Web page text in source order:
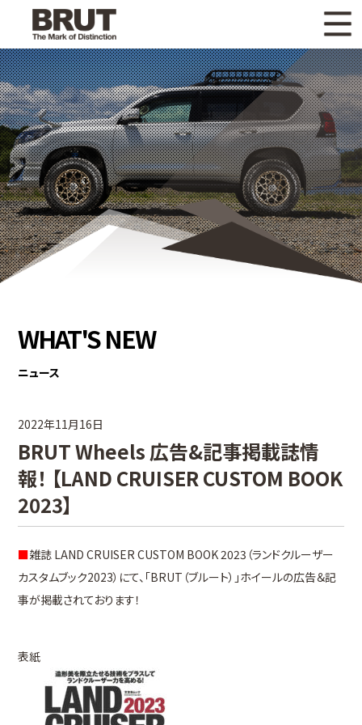
WHAT'S NEW ニュース
WHEEL LINEUP ホイールラインナップ
OTHER PRODUCT 関連製品
GALLERY ギャラリー
CATALOG カタログ請求
PRIVACY POLICY 個人情報保護方針
WHAT'S NEW
ニュース
2022年11月16日
BRUT Wheels 広告&記事掲載誌情
報！ 【LAND CRUISER CUSTOM BOOK
2023】
■雑誌 LAND CRUISER CUSTOM BOOK 2023（ランドクルーザー
カスタムブック2023）にて、「BRUT（ブルート）」ホイールの広告＆記
事が掲載されております！
表紙